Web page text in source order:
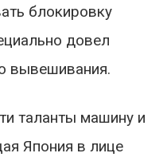
блокировку
довел
вывешивания.
таланты машину и
Япония в лице